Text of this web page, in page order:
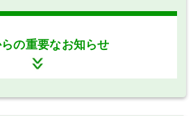
の重要なお知らせ